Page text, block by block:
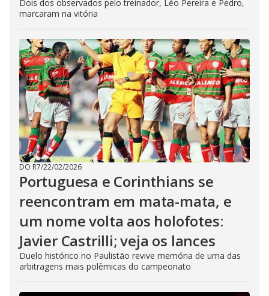
Dois dos observados pelo treinador, Léo Pereira e Pedro,
marcaram na vitória
DO R7/22/02/2026
Portuguesa e Corinthians se
reencontram em mata-mata, e
um nome volta aos holofotes:
Javier Castrilli; veja os lances
Duelo histórico no Paulistão revive memória de uma das
arbitragens mais polêmicas do campeonato